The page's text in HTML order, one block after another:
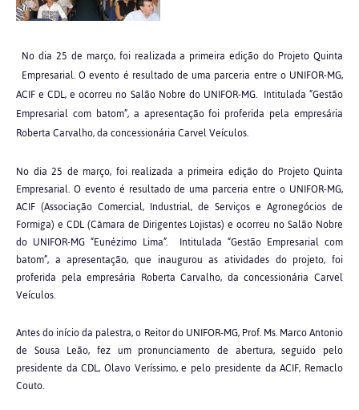
No dia 25 de março, foi realizada a primeira edição do Projeto Quinta
Empresarial. O evento é resultado de uma parceria entre o UNIFOR-MG,
ACIF e CDL, e ocorreu no Salão Nobre do UNIFOR-MG. Intitulada “Gestão
Empresarial com batom”, a apresentação foi proferida pela empresária
Roberta Carvalho, da concessionária Carvel Veículos.
No dia 25 de março, foi realizada a primeira edição do Projeto Quinta
Empresarial. O evento é resultado de uma parceria entre o UNIFOR-MG,
ACIF (Associação Comercial, Industrial, de Serviços e Agronegócios de
Formiga) e CDL (Câmara de Dirigentes Lojistas) e ocorreu no Salão Nobre
do UNIFOR-MG “Eunézimo Lima”. Intitulada “Gestão Empresarial com
batom”, a apresentação, que inaugurou as atividades do projeto, foi
proferida pela empresária Roberta Carvalho, da concessionária Carvel
Veículos.
Antes do início da palestra, o Reitor do UNIFOR-MG, Prof. Ms. Marco Antonio
de Sousa Leão, fez um pronunciamento de abertura, seguido pelo
presidente da CDL, Olavo Veríssimo, e pelo presidente da ACIF, Remaclo
Couto.